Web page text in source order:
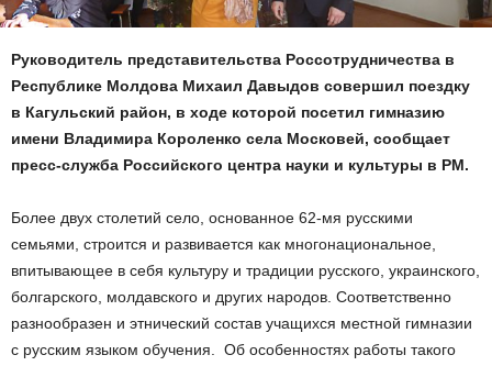
Руководитель представительства Россотрудничества в
Республике Молдова Михаил Давыдов совершил поездку
в Кагульский район, в ходе которой посетил гимназию
имени Владимира Короленко села Московей, сообщает
пресс-служба Российского центра науки и культуры в РМ.
Более двух столетий село, основанное 62-мя русскими
семьями, строится и развивается как многонациональное,
впитывающее в себя культуру и традиции русского, украинского,
болгарского, молдавского и других народов. Соответственно
разнообразен и этнический состав учащихся местной гимназии
с русским языком обучения. Об особенностях работы такого